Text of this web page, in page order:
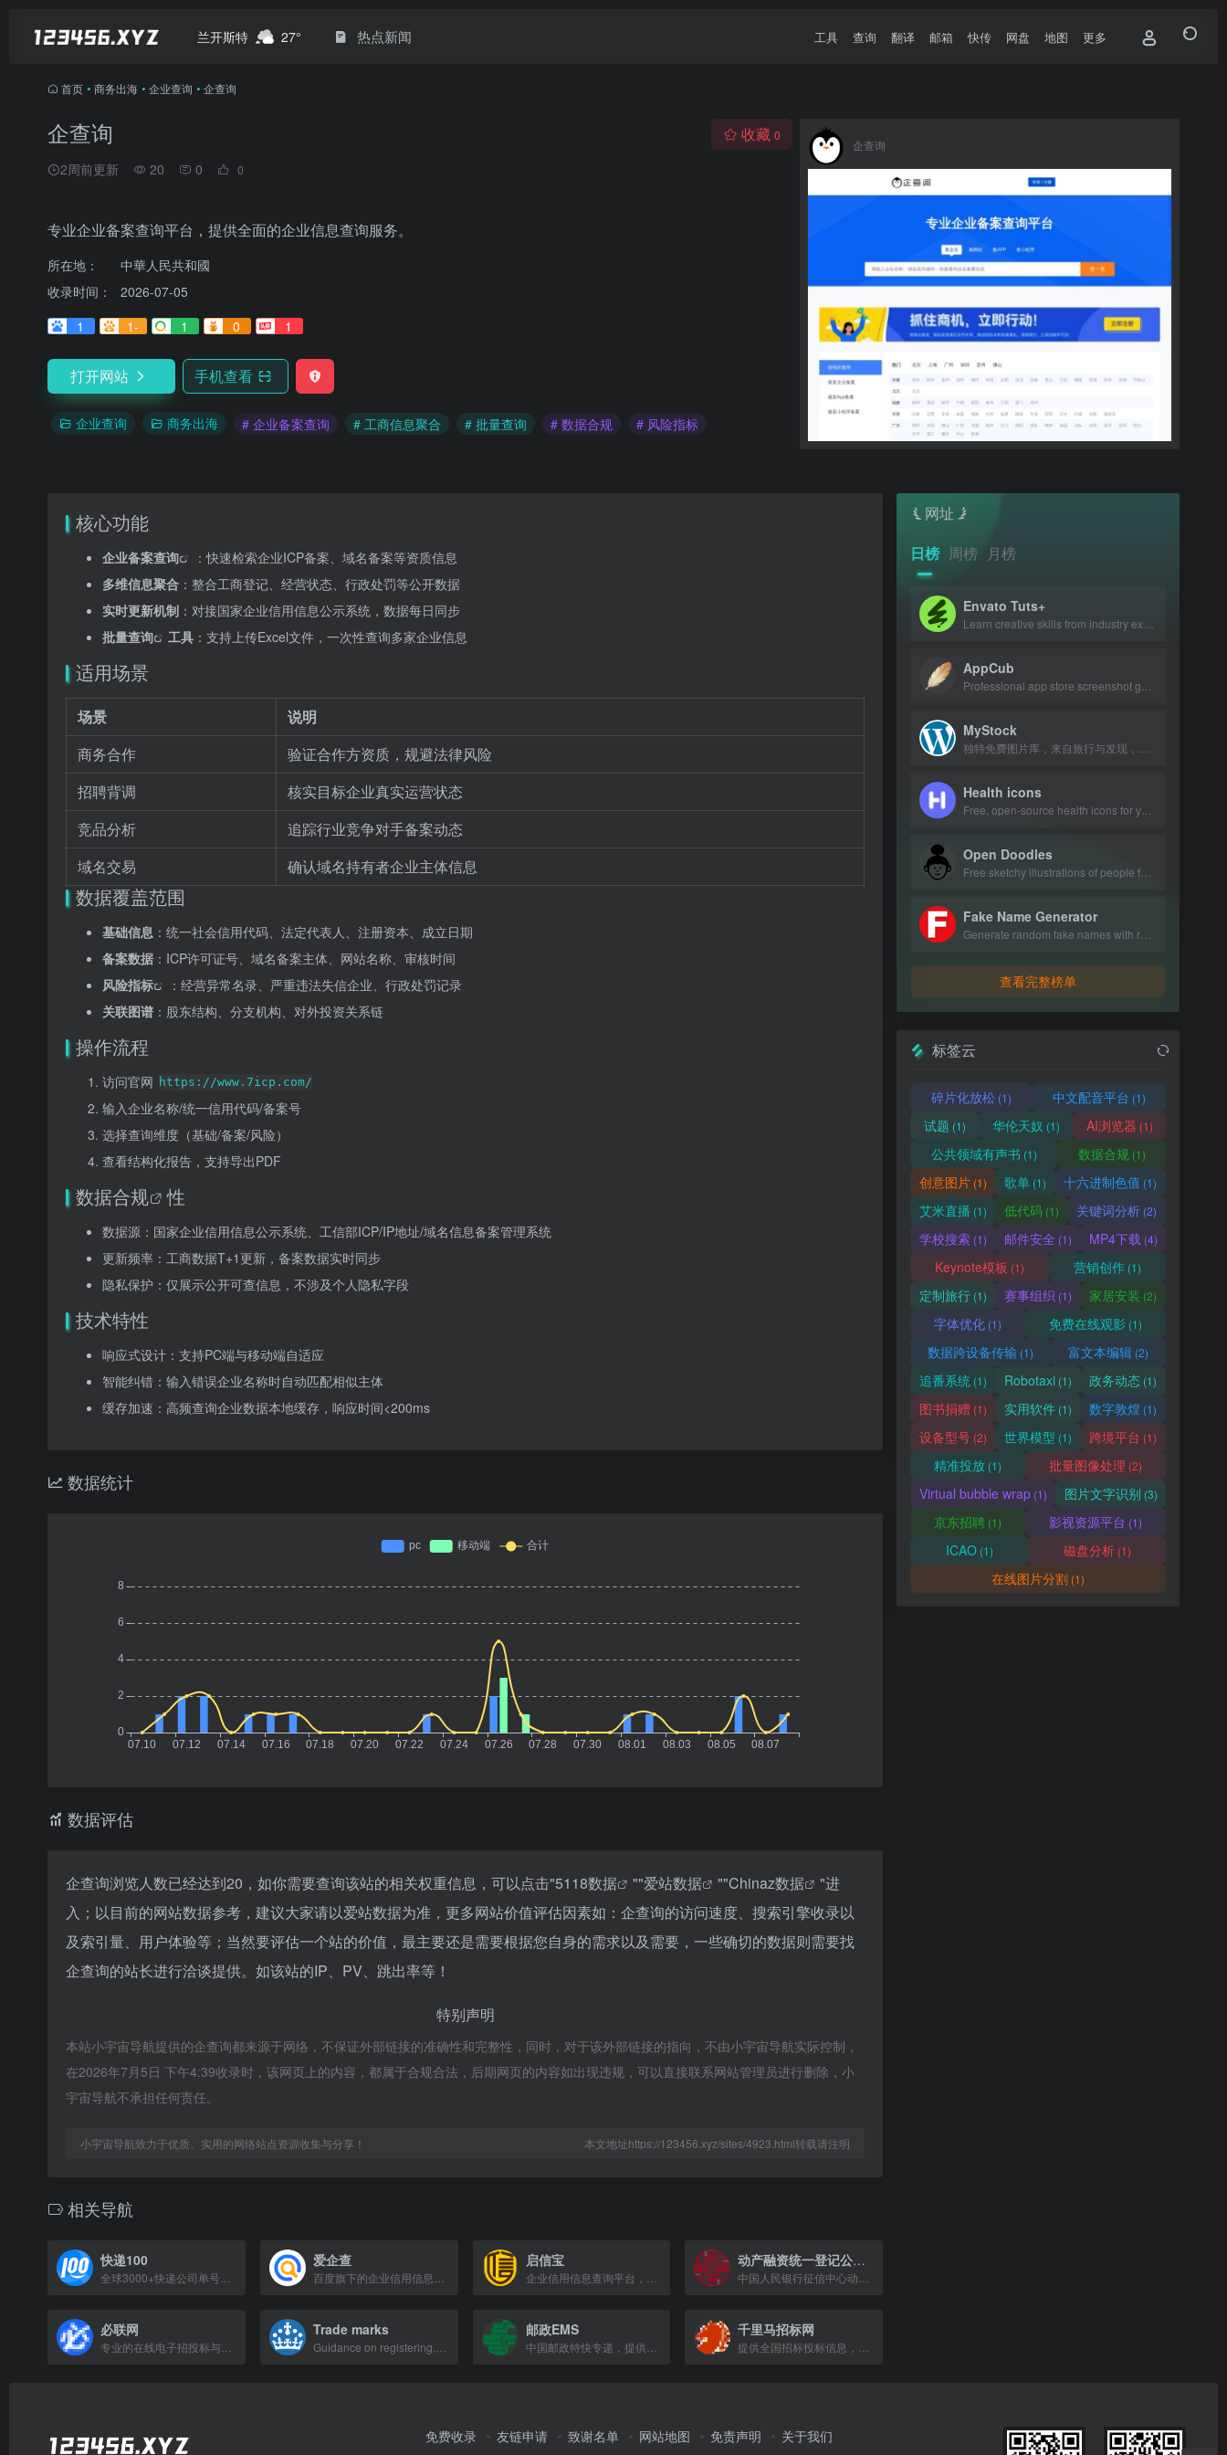
兰开斯特 27° 热点新闻 工具 查询 翻译 邮箱 快传 网盘 地图 更多
首页 • 商务出海 • 企业查询 • 企查询
企查询
2周前更新 20 0 0
收藏 0
专业企业备案查询平台，提供全面的企业信息查询服务。
所在地：
中華人民共和國
收录时间：
2026-07-05
1
1- 1 0 1
打开网站 手机查看
企业查询 商务出海 # 企业备案查询 # 工商信息聚合 # 批量查询 # 数据合规 # 风险指标
企查询
核心功能
企业备案查询
：快速检索企业ICP备案、域名备案等资质信息
多维信息聚合 ：整合工商登记、经营状态、行政处罚等公开数据
实时更新机制 ：对接国家企业信用信息公示系统，数据每日同步
批量查询
工具 ：支持上传Excel文件，一次性查询多家企业信息
适用场景
场景
说明
商务合作
验证合作方资质，规避法律风险
招聘背调
核实目标企业真实运营状态
竞品分析
追踪行业竞争对手备案动态
域名交易
确认域名持有者企业主体信息
数据覆盖范围
基础信息 ：统一社会信用代码、法定代表人、注册资本、成立日期
备案数据 ：ICP许可证号、域名备案主体、网站名称、审核时间
风险指标
：经营异常名录、严重违法失信企业、行政处罚记录
关联图谱 ：股东结构、分支机构、对外投资关系链
操作流程
访问官网 https://www.7icp.com/
输入企业名称/统一信用代码/备案号
选择查询维度（基础/备案/风险）
查看结构化报告，支持导出PDF
数据合规 性
数据源：国家企业信用信息公示系统、工信部ICP/IP地址/域名信息备案管理系统
更新频率：工商数据T+1更新，备案数据实时同步
隐私保护：仅展示公开可查信息，不涉及个人隐私字段
技术特性
响应式设计：支持PC端与移动端自适应
智能纠错：输入错误企业名称时自动匹配相似主体
缓存加速：高频查询企业数据本地缓存，响应时间<200ms
数据统计
数据评估
企查询浏览人数已经达到20，如你需要查询该站的相关权重信息，可以点击"5118数据 ""爱站数据 ""Chinaz数据
"进
入；以目前的网站数据参考，建议大家请以爱站数据为准，更多网站价值评估因素如：企查询的访问速度、搜索引擎收录以
及索引量、用户体验等；当然要评估一个站的价值，最主要还是需要根据您自身的需求以及需要，一些确切的数据则需要找
企查询的站长进行洽谈提供。如该站的IP、PV、跳出率等！
特别声明
本站小宇宙导航提供的企查询都来源于网络，不保证外部链接的准确性和完整性，同时，对于该外部链接的指向，不由小宇宙导航实际控制，
在2026年7月5日 下午4:39收录时，该网页上的内容，都属于合规合法，后期网页的内容如出现违规，可以直接联系网站管理员进行删除，小
宇宙导航不承担任何责任。
小宇宙导航致力于优质、实用的网络站点资源收集与分享！ 本文地址https://123456.xyz/sites/4923.html转载请注明
相关导航
快递100 爱企查 启信宝 动产融资统一登记公示系统
必联网 Trade marks 邮政EMS 千里马招标网
网址
日榜 周榜 月榜
Envato Tuts+
AppCub
MyStock
Health icons
Open Doodles
Fake Name Generator
查看完整榜单
标签云
碎片化放松(1) 中文配音平台 (1)
试题 (1) 华伦天奴 (1) AI浏览器 (1)
公共领域有声书 (1) 数据合规(1)
创意图片(1) 歌单(1) 十六进制色值 (1)
艾米直播 (1) 低代码(1) 关键词分析 (2)
学校搜索(1) 邮件安全 (1) MP4下载 (4)
Keynote模板 (1) 营销创作 (1)
定制旅行(1) 赛事组织 (1) 家居安装 (2)
字体优化 (1) 免费在线观影 (1)
数据跨设备传输 (1) 富文本编辑 (2)
追番系统 (1) Robotaxi(1) 政务动态 (1)
图书捐赠(1) 实用软件(1) 数字敦煌 (1)
设备型号(2) 世界模型 (1) 跨境平台 (1)
精准投放 (1) 批量图像处理 (2)
Virtual bubble wrap(1) 图片文字识别 (3)
京东招聘 (1) 影视资源平台 (1)
ICAO(1) 磁盘分析(1)
在线图片分割 (1)
免费收录 友链申请 致谢名单 网站地图 免责声明 关于我们